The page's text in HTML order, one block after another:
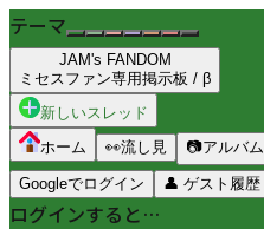
テーマ
JAM's FANDOM
ミセスファン専用掲示板 / β
新しいスレッド
ホーム
👀流し見 📷アルバム
Googleでログイン 👤 ゲスト履歴
ログインすると…